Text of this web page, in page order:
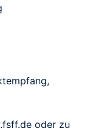
oder zu